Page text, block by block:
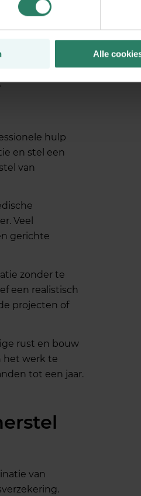
Alle
om
coaching
hulp
en stel een
van
Veel
gerichte
zonder te
een realistisch
projecten of
rust en bouw
het werk te
tot een jaar.
van